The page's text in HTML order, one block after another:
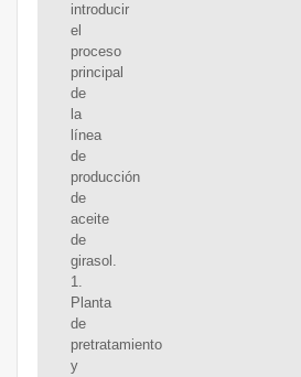
introducir
el
proceso
principal
de
la
línea
de
producción
de
aceite
de
girasol.
1.
Planta
de
pretratamiento
y